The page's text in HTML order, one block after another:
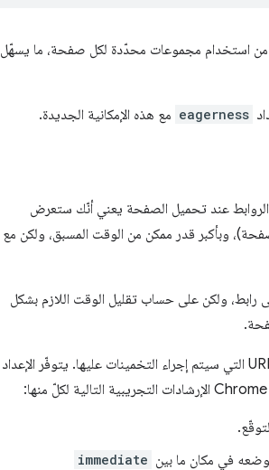
من استخدام مجموعات محدّدة لكل صفحة، ما يسهّل
eagerness مع هذه الإمكانية الجديدة.
الروابط عند تحميل الصفحة يعني أنّك ستعرض
وبأكبر قدر ممكن من الوقت المسبق، ولكن مع
رابط، ولكن على حساب تقليل الوقت اللازم بشكل
في مكان ما بين immediate